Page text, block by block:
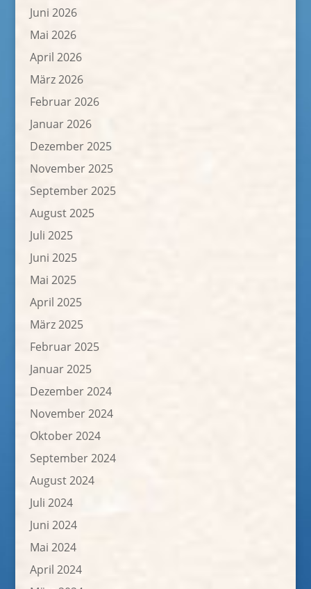
Juni 2026
Mai 2026
April 2026
März 2026
Februar 2026
Januar 2026
Dezember 2025
November 2025
September 2025
August 2025
Juli 2025
Juni 2025
Mai 2025
April 2025
März 2025
Februar 2025
Januar 2025
Dezember 2024
November 2024
Oktober 2024
September 2024
August 2024
Juli 2024
Juni 2024
Mai 2024
April 2024